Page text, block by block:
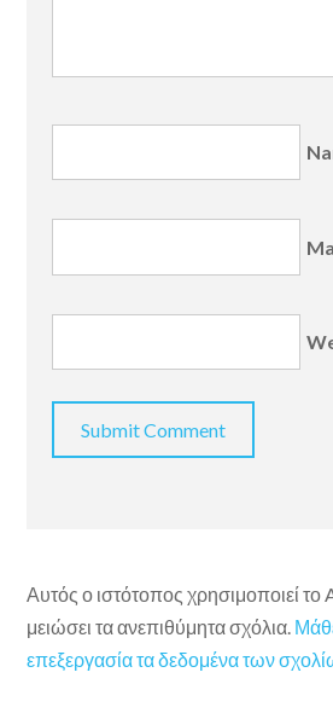
Αυτός ο ιστότοπος χρησιμοποιεί το
μειώσει τα ανεπιθύμητα σχόλια.
επεξεργασία τα δεδομένα των